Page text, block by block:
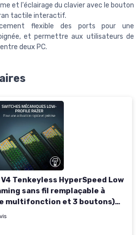
et l'éclairage du clavier avec le bouton
tactile interactif.
flexible des ports pour une
et permettre aux utilisateurs de
deux PC.
V4 Tenkeyless HyperSpeed Low
sans fil remplaçable à
multifonction et 3 boutons)
- AZERTY Clavier FR